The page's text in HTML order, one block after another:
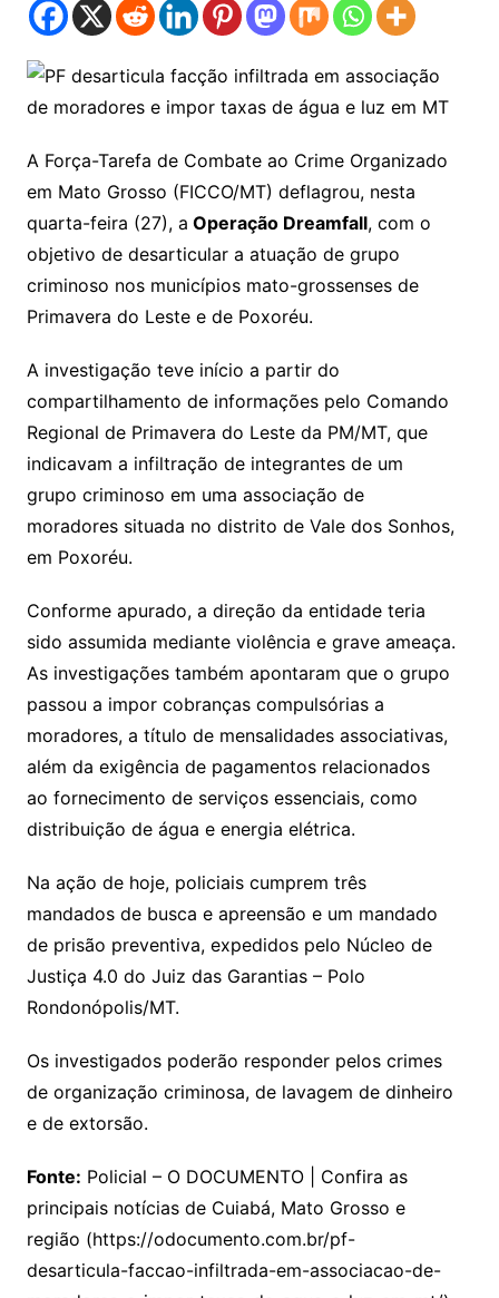
A Força-Tarefa de Combate ao Crime Organizado
em Mato Grosso (FICCO/MT) deflagrou, nesta
quarta-feira (27), a Operação Dreamfall, com o
objetivo de desarticular a atuação de grupo
criminoso nos municípios mato-grossenses de
Primavera do Leste e de Poxoréu.
A investigação teve início a partir do
compartilhamento de informações pelo Comando
Regional de Primavera do Leste da PM/MT, que
indicavam a infiltração de integrantes de um
grupo criminoso em uma associação de
moradores situada no distrito de Vale dos Sonhos,
em Poxoréu.
Conforme apurado, a direção da entidade teria
sido assumida mediante violência e grave ameaça.
As investigações também apontaram que o grupo
passou a impor cobranças compulsórias a
moradores, a título de mensalidades associativas,
além da exigência de pagamentos relacionados
ao fornecimento de serviços essenciais, como
distribuição de água e energia elétrica.
Na ação de hoje, policiais cumprem três
mandados de busca e apreensão e um mandado
de prisão preventiva, expedidos pelo Núcleo de
Justiça 4.0 do Juiz das Garantias – Polo
Rondonópolis/MT.
Os investigados poderão responder pelos crimes
de organização criminosa, de lavagem de dinheiro
e de extorsão.
Fonte: Policial – O DOCUMENTO | Confira as
principais notícias de Cuiabá, Mato Grosso e
região (https://odocumento.com.br/pf-
desarticula-faccao-infiltrada-em-associacao-de-